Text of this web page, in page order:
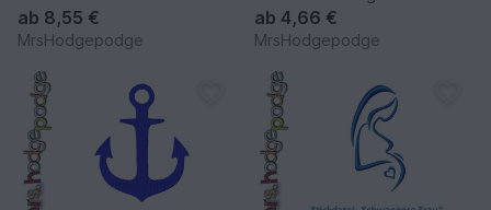
ab 8,55 €
MrsHodgepodge
ab 4,66 €
MrsHodgepodge